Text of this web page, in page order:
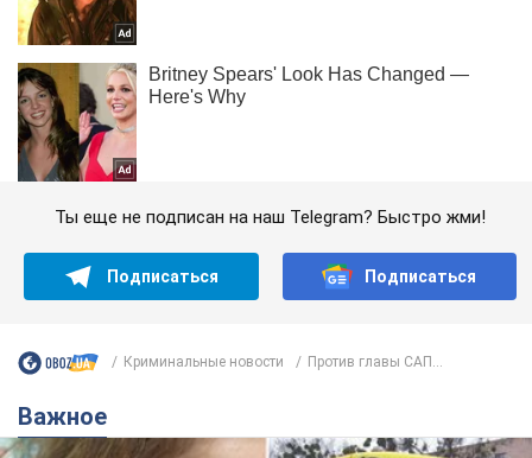
Ты еще не подписан на наш Telegram? Быстро жми!
Подписаться Подписаться
Криминальные новости Против главы САП...
Важное